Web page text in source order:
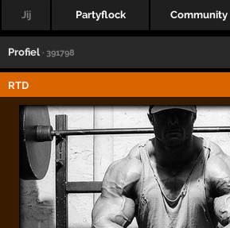
Jij Partyflock Community
Profiel · 391798
RTD